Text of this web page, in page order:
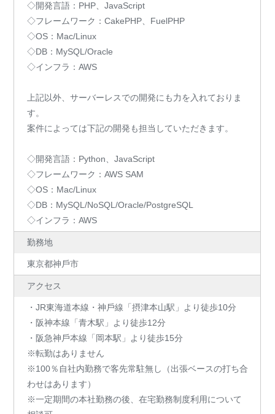
◇開発言語：PHP、JavaScript
◇フレームワーク：CakePHP、FuelPHP
◇OS：Mac/Linux
◇DB：MySQL/Oracle
◇インフラ：AWS
上記以外、サーバーレスでの開発にも力を入れておりま
す。
案件によっては下記の開発も担当していただきます。
◇開発言語：Python、JavaScript
◇フレームワーク：AWS SAM
◇OS：Mac/Linux
◇DB：MySQL/NoSQL/Oracle/PostgreSQL
◇インフラ：AWS
勤務地
東京都神⼾市
アクセス
・JR東海道本線・神⼾線「摂津本⼭駅」より徒歩10分
・阪神本線「⻘⽊駅」より徒歩12分
・阪急神⼾本線「岡本駅」より徒歩15分
※転勤はありません
※100％自社内勤務で客先常駐無し（出張ベースの打ち合
わせはあります）
※⼀定期間の本社勤務の後、在宅勤務制度利用について